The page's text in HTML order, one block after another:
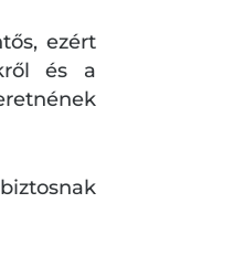
ezért
és a